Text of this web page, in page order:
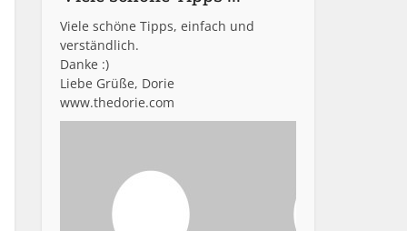
Viele schöne Tipps, einfach und
verständlich.
Danke :)
Liebe Grüße, Dorie
www.thedorie.com